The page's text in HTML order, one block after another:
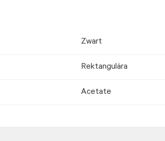
Zwart
Rektangulära
Acetate